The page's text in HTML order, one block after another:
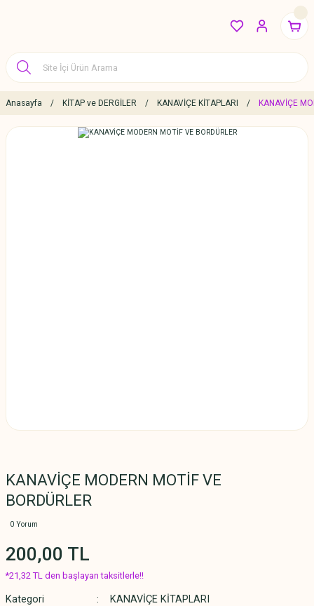
Anasayfa KİTAP ve DERGİLER KANAVİÇE KİTAPLARI KANAVİÇE
KANAVİÇE MODERN MOTİF VE
BORDÜRLER
0 Yorum
200,00 TL
*21,32 TL den başlayan taksitlerle!!
Kategori
KANAVİÇE KİTAPLARI